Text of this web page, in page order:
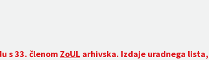
s 33. členom ZoUL arhivska. Izdaje uradnega